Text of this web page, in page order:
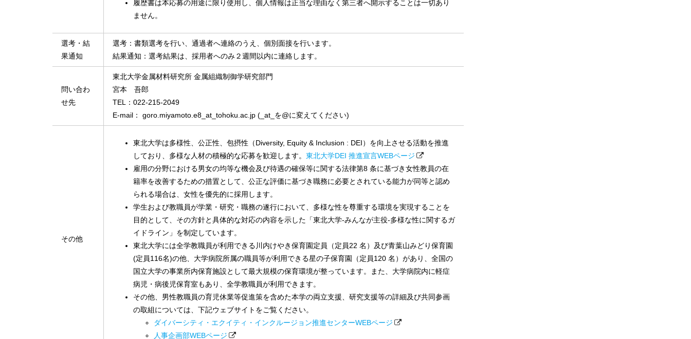
履歴書は本応募の用途に限り使用し、個人情報は正当な理由なく第三者へ開示することは一切あり
ません。
選考・結
果通知
選考：書類選考を行い、通過者へ連絡のうえ、個別面接を行います。
結果通知：選考結果は、採用者へのみ２週間以内に連絡します。
問い合わ
せ先
東北大学金属材料研究所 金属組織制御学研究部門
宮本 吾郎
TEL：022-215-2049
E-mail： goro.miyamoto.e8_at_tohoku.ac.jp (_at_を@に変えてください)
その他
東北大学は多様性、公正性、包摂性（Diversity, Equity & Inclusion : DEI）を向上させる活動を推進
しており、多様な人材の積極的な応募を歓迎します。 東北大学DEI 推進宣言WEBページ
雇用の分野における男女の均等な機会及び待遇の確保等に関する法律第8 条に基づき女性教員の在
籍率を改善するための措置として、公正な評価に基づき職務に必要とされている能力が同等と認め
られる場合は、女性を優先的に採用します。
学生および教職員が学業・研究・職務の遂行において、多様な性を尊重する環境を実現することを
目的として、その方針と具体的な対応の内容を示した「東北大学-みんなが主役-多様な性に関するガ
イドライン」を制定しています。
東北大学には全学教職員が利用できる川内けやき保育園定員（定員22 名）及び青葉山みどり保育園
(定員116名)の他、大学病院所属の職員等が利用できる星の子保育園（定員120 名）があり、全国の
国立大学の事業所内保育施設として最大規模の保育環境が整っています。また、大学病院内に軽症
病児・病後児保育室もあり、全学教職員が利用できます。
その他、男性教職員の育児休業等促進策を含めた本学の両立支援、研究支援等の詳細及び共同参画
の取組については、下記ウェブサイトをご覧ください。
ダイバーシティ・エクイティ・インクルージョン推進センターWEBページ
人事企画部WEBページ